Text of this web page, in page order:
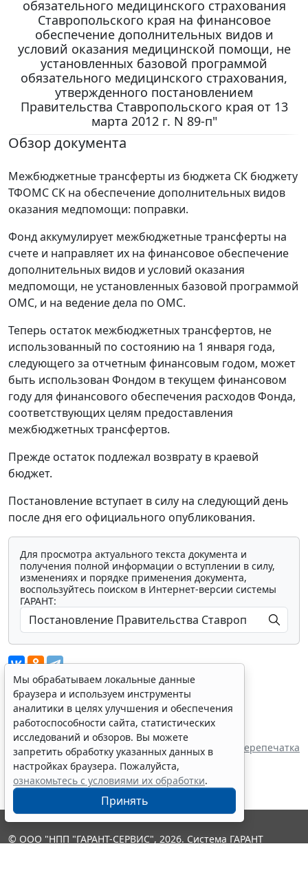
обязательного медицинского страхования
Ставропольского края на финансовое
обеспечение дополнительных видов и
условий оказания медицинской помощи, не
установленных базовой программой
обязательного медицинского страхования,
утвержденного постановлением
Правительства Ставропольского края от 13
марта 2012 г. N 89-п"
Обзор документа
Межбюджетные трансферты из бюджета СК бюджету
ТФОМС СК на обеспечение дополнительных видов
оказания медпомощи: поправки.
Фонд аккумулирует межбюджетные трансферты на
счете и направляет их на финансовое обеспечение
дополнительных видов и условий оказания
медпомощи, не установленных базовой программой
ОМС, и на ведение дела по ОМС.
Теперь остаток межбюджетных трансфертов, не
использованный по состоянию на 1 января года,
следующего за отчетным финансовым годом, может
быть использован Фондом в текущем финансовом
году для финансового обеспечения расходов Фонда,
соответствующих целям предоставления
межбюджетных трансфертов.
Прежде остаток подлежал возврату в краевой
бюджет.
Постановление вступает в силу на следующий день
после дня его официального опубликования.
Для просмотра актуального текста документа и
получения полной информации о вступлении в силу,
изменениях и порядке применения документа,
воспользуйтесь поиском в Интернет-версии системы
ГАРАНТ:
Показать все материалы
Источник:
Правительство Ставропольского края
Перепечатка
Мы обрабатываем локальные данные
браузера и используем инструменты
аналитики в целях улучшения и обеспечения
работоспособности сайта, статистических
исследований и обзоров. Вы можете
запретить обработку указанных данных в
настройках браузера. Пожалуйста,
ознакомьтесь с условиями их обработки.
Принять
© ООО "НПП "ГАРАНТ-СЕРВИС", 2026. Система ГАРАНТ